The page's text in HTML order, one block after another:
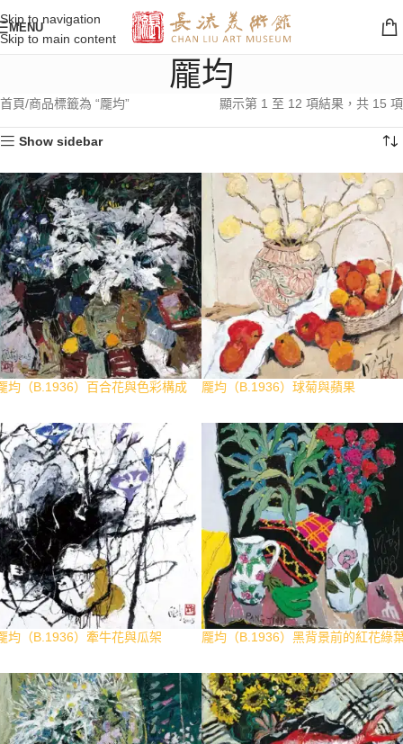
Skip to navigation
Skip to main content
MENU
龎均
首頁 商品標籤為 “龎均” 顯示第 1 至 12 項結果，共 15 項
Show sidebar
均（B.1936）百合花與色彩構成 龎均（B.1936）球菊與蘋果
均（B.1936）牽牛花與瓜架 龎均（B.1936）黑背景前的紅花綠